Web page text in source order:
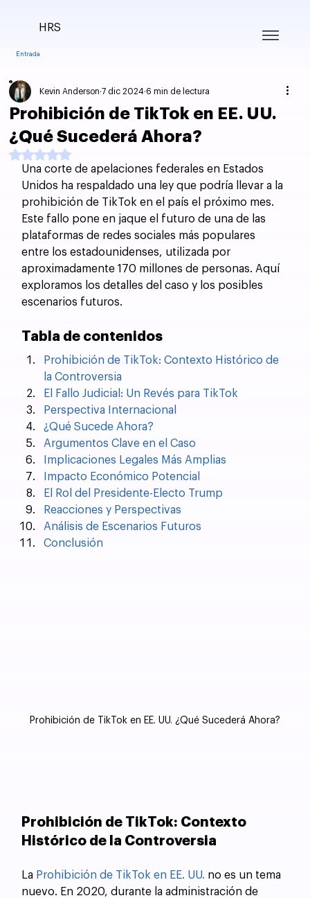
Entrada
HRS
Prohibición de TikTok en EE. UU.
¿Qué Sucederá Ahora?
Kevin Anderson 7 dic 2024 6 min de lectura
Obtuvo NaN de 5 estrellas.
Una corte de apelaciones federales en Estados
Unidos ha respaldado una ley que podría llevar a la
prohibición de TikTok en el país el próximo mes.
Este fallo pone en jaque el futuro de una de las
plataformas de redes sociales más populares
entre los estadounidenses, utilizada por
aproximadamente 170 millones de personas. Aquí
exploramos los detalles del caso y los posibles
escenarios futuros.
Tabla de contenidos
Prohibición de TikTok: Contexto Histórico de
la Controversia
El Fallo Judicial: Un Revés para TikTok
Perspectiva Internacional
¿Qué Sucede Ahora?
Argumentos Clave en el Caso
Implicaciones Legales Más Amplias
Impacto Económico Potencial
El Rol del Presidente-Electo Trump
Reacciones y Perspectivas
Análisis de Escenarios Futuros
Conclusión
Prohibición de TikTok en EE. UU. ¿Qué Sucederá Ahora?
Prohibición de TikTok: Contexto
Histórico de la Controversia
La Prohibición de TikTok en EE. UU. no es un tema
nuevo. En 2020, durante la administración de